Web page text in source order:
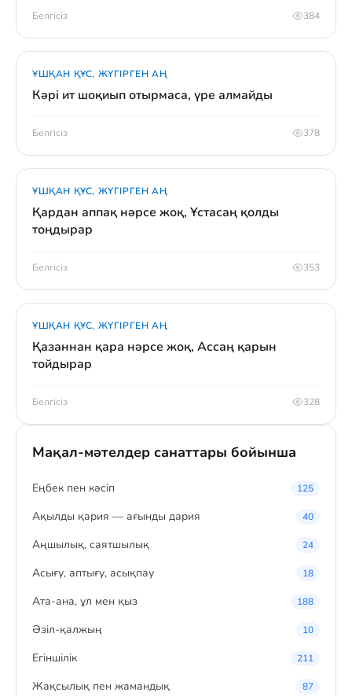
Белгісіз 384
ҰШҚАН ҚҰС, ЖҮГІРГЕН АҢ
Кәрі ит шоқиып отырмаса, үре алмайды
Белгісіз 378
ҰШҚАН ҚҰС, ЖҮГІРГЕН АҢ
Қардан аппақ нәрсе жоқ, Ұстасаң қолды
тоңдырар
Белгісіз 353
ҰШҚАН ҚҰС, ЖҮГІРГЕН АҢ
Қазаннан қара нәрсе жоқ, Ассаң қарын
тойдырар
Белгісіз 328
Мақал-мәтелдер санаттары бойынша
Eңбек пен кәсіп 125
Ақылды қария — ағынды дария 40
Аңшылық, саятшылық 24
Асығу, аптығу, асықпау 18
Ата-ана, ұл мен қыз 188
Әзіл-қалжың 10
Егіншілік 211
Жақсылық пен жамандық 87